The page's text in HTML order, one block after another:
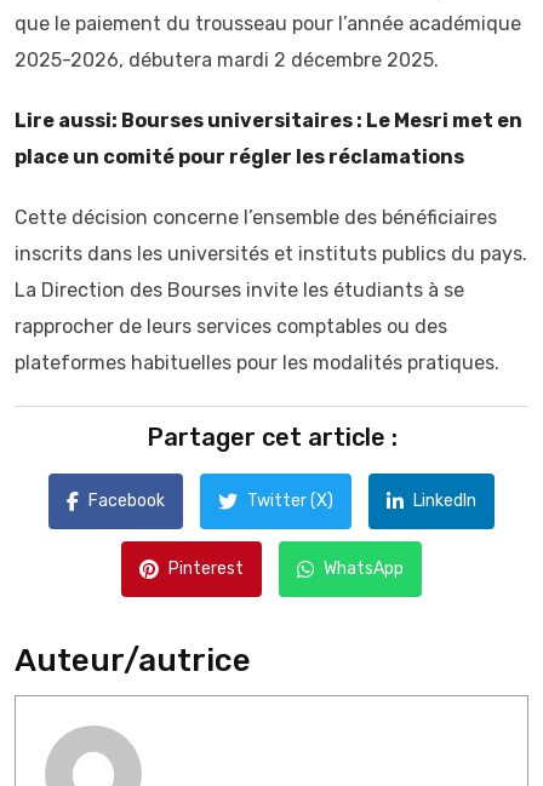
que le paiement du trousseau pour l’année académique
2025-2026, débutera mardi 2 décembre 2025.
Lire aussi: Bourses universitaires : Le Mesri met en
place un comité pour régler les réclamations
Cette décision concerne l’ensemble des bénéficiaires
inscrits dans les universités et instituts publics du pays.
La Direction des Bourses invite les étudiants à se
rapprocher de leurs services comptables ou des
plateformes habituelles pour les modalités pratiques.
Partager cet article :
Facebook Twitter (X) LinkedIn
Pinterest WhatsApp
Auteur/autrice